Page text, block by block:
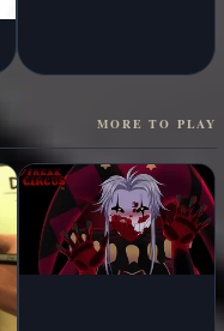
MORE TO PLAY